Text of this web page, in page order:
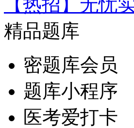
【热招】无忧
精品题库
密题库会员
题库小程序
医考爱打卡